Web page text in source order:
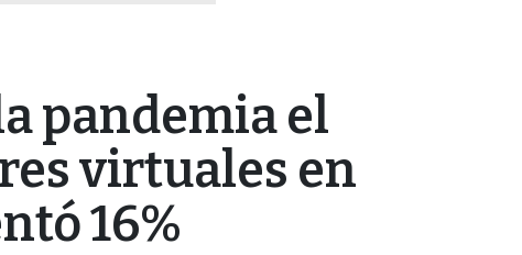
pandemia el
virtuales en
16%